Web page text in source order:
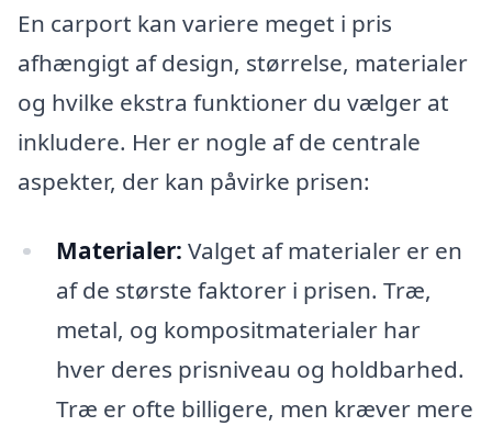
En carport kan variere meget i pris
afhængigt af design, størrelse, materialer
og hvilke ekstra funktioner du vælger at
inkludere. Her er nogle af de centrale
aspekter, der kan påvirke prisen:
Materialer: Valget af materialer er en
af de største faktorer i prisen. Træ,
metal, og kompositmaterialer har
hver deres prisniveau og holdbarhed.
Træ er ofte billigere, men kræver mere